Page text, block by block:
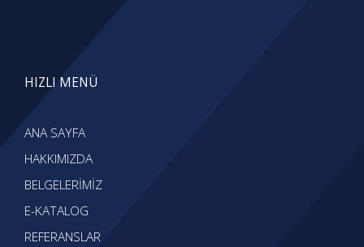
HIZLI MENÜ
ANA SAYFA
HAKKIMIZDA
BELGELERİMİZ
E-KATALOG
REFERANSLAR